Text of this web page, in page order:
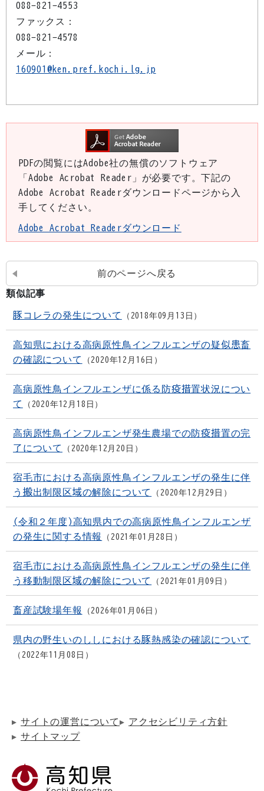
088-821-4553
ファックス：
088-821-4578
メール：
160901@ken.pref.kochi.lg.jp
PDFの閲覧にはAdobe社の無償のソフトウェア
「Adobe Acrobat Reader」が必要です。下記の
Adobe Acrobat Readerダウンロードページから入
手してください。
Adobe Acrobat Readerダウンロード
前のページへ戻る
類似記事
豚コレラの発生について 2018年09月13日
高知県における高病原性鳥インフルエンザの疑似患畜
の確認について
2020年12月16日
高病原性鳥インフルエンザに係る防疫措置状況につい
て
2020年12月18日
高病原性鳥インフルエンザ発生農場での防疫措置の完
了について
2020年12月20日
宿毛市における高病原性鳥インフルエンザの発生に伴
う搬出制限区域の解除について
2020年12月29日
(令和２年度)高知県内での高病原性鳥インフルエンザ
の発生に関する情報
2021年01月28日
宿毛市における高病原性鳥インフルエンザの発生に伴
う移動制限区域の解除について
2021年01月09日
畜産試験場年報 2026年01月06日
県内の野生いのししにおける豚熱感染の確認について
2022年11月08日
サイトの運営について
アクセシビリティ方針
サイトマップ